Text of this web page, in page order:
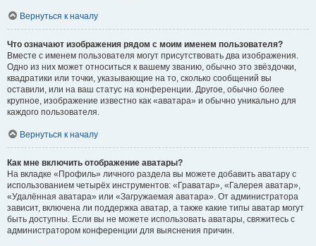
Вернуться к началу
Что означают изображения рядом с моим именем пользователя?
Вместе с именем пользователя могут присутствовать два изображения.
Одно из них может относиться к вашему званию, обычно это звёздочки,
квадратики или точки, указывающие на то, сколько сообщений вы
оставили, или на ваш статус на конференции. Другое, обычно более
крупное, изображение известно как «аватара» и обычно уникально для
каждого пользователя.
Вернуться к началу
Как мне включить отображение аватары?
На вкладке «Профиль» личного раздела вы можете добавить аватару с
использованием четырёх инструментов: «Граватар», «Галерея аватар»,
«Удалённая аватара» или «Загружаемая аватара». От администратора
зависит, включена ли поддержка аватар, а также какие типы аватар могут
быть доступны. Если вы не можете использовать аватары, свяжитесь с
администратором конференции для выяснения причин.